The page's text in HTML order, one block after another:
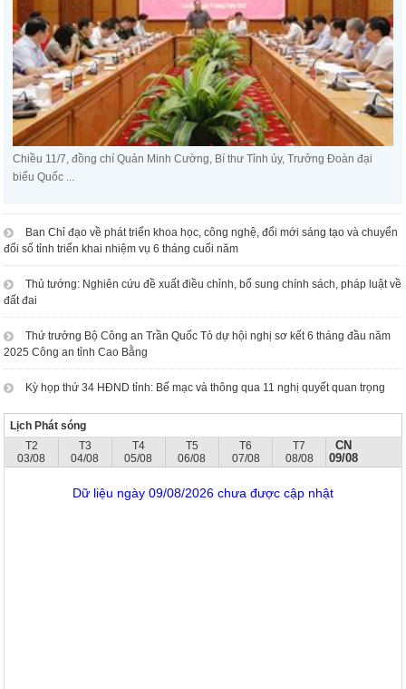
Chiều 11/7, đồng chí Quản Minh Cường, Bí thư Tỉnh ủy, Trưởng Đoàn đại
biểu Quốc ...
Ban Chỉ đạo về phát triển khoa học, công nghệ, đổi mới sáng tạo và chuyển
đổi số tỉnh triển khai nhiệm vụ 6 tháng cuối năm
Thủ tướng: Nghiên cứu đề xuất điều chỉnh, bổ sung chính sách, pháp luật về
đất đai
Thứ trưởng Bộ Công an Trần Quốc Tỏ dự hội nghị sơ kết 6 tháng đầu năm
2025 Công an tỉnh Cao Bằng
Kỳ họp thứ 34 HĐND tỉnh: Bế mạc và thông qua 11 nghị quyết quan trọng
Lịch Phát sóng
T2
03/08
T3
04/08
T4
05/08
T5
06/08
T6
07/08
T7
08/08
CN
09/08
Dữ liệu ngày 09/08/2026 chưa được cập nhật